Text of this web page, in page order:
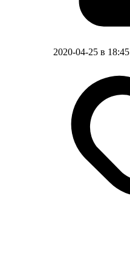
2020-04-25 в 18:45